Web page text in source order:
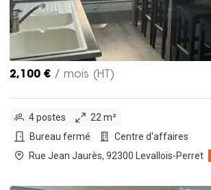
2,100 € / mois (HT)
4 postes
22 m²
Bureau fermé
Centre d'affaires
Rue Jean Jaurès, 92300 Levallois-Perret